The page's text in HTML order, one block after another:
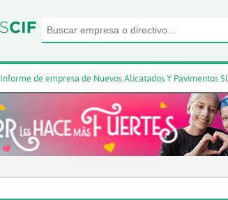
Informe de empresa de Nuevos Alicatados Y Pavimentos Sl